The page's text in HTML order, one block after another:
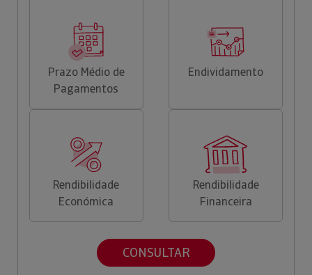
Prazo Médio de
Pagamentos
Endividamento
Rendibilidade
Económica
Rendibilidade
Financeira
CONSULTAR